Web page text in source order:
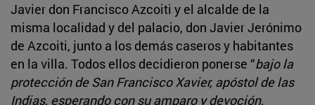
Javier don Francisco Azcoiti y el alcalde de la
misma localidad y del palacio, don Javier Jerónimo
de Azcoiti, junto a los demás caseros y habitantes
en la villa. Todos ellos decidieron ponerse “bajo la
protección de San Francisco Xavier, apóstol de las
Indias, esperando con su amparo y devoción,